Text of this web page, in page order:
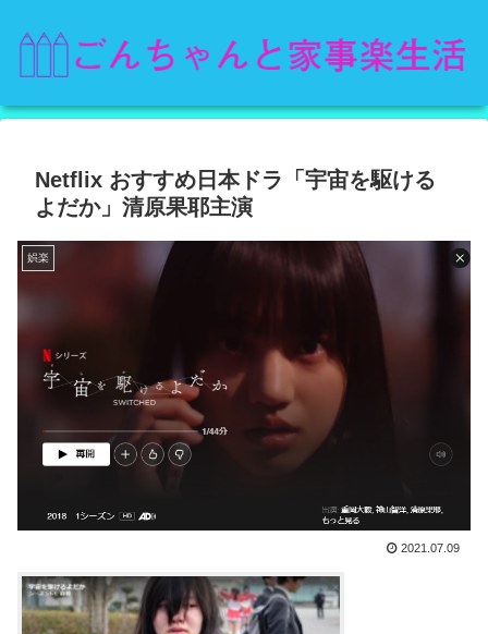
Netflix おすすめ日本ドラ「宇宙を駆ける
よだか」清原果耶主演
娯楽
2021.07.09